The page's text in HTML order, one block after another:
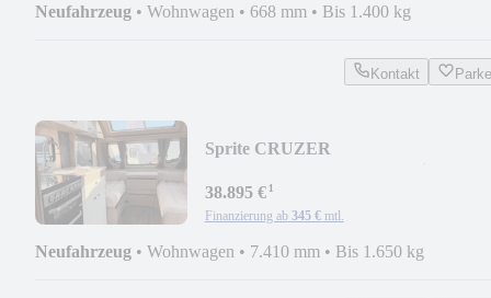
Neufahrzeug • Wohnwagen • 668 mm • Bis 1.400 kg
Kontakt
Sprite CRUZER
09/26*
38.895 €¹
Finanzierung ab 345 € mtl.
Neufahrzeug • Wohnwagen • 7.410 mm • Bis 1.650 kg